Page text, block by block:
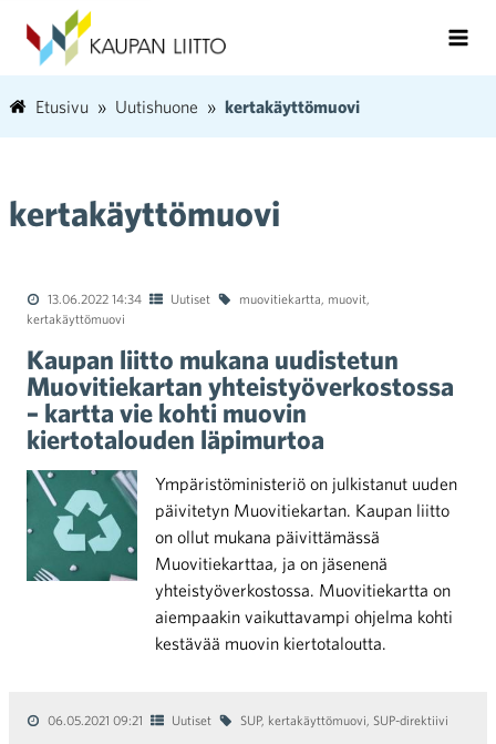
Etusivu Uutishuone kertakäyttömuovi
kertakäyttömuovi
13.06.2022 14:34 Uutiset muovitiekartta, muovit,
kertakäyttömuovi
Kaupan liitto mukana uudistetun
Muovitiekartan yhteistyöverkostossa
– kartta vie kohti muovin
kiertotalouden läpimurtoa
Ympäristöministeriö on julkistanut uuden
päivitetyn Muovitiekartan. Kaupan liitto
on ollut mukana päivittämässä
Muovitiekarttaa, ja on jäsenenä
yhteistyöverkostossa. Muovitiekartta on
aiempaakin vaikuttavampi ohjelma kohti
kestävää muovin kiertotaloutta.
06.05.2021 09:21 Uutiset SUP, kertakäyttömuovi, SUP-direktiivi